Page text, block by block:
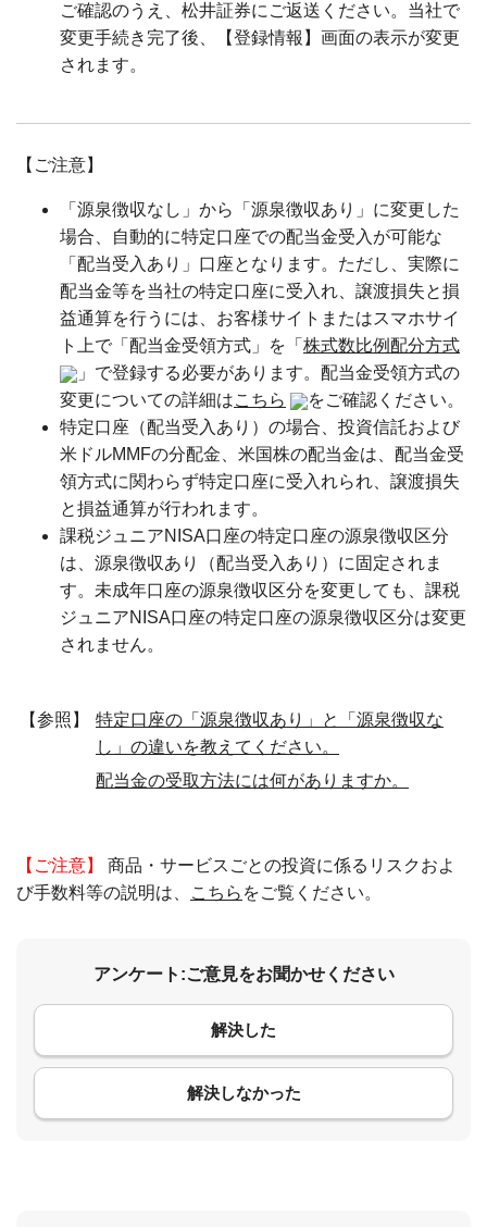
ご確認のうえ、松井証券にご返送ください。当社で
変更手続き完了後、【登録情報】画面の表示が変更
されます。
【ご注意】
「源泉徴収なし」から「源泉徴収あり」に変更した
場合、自動的に特定口座での配当金受入が可能な
「配当受入あり」口座となります。ただし、実際に
配当金等を当社の特定口座に受入れ、譲渡損失と損
益通算を行うには、お客様サイトまたはスマホサイ
ト上で「配当金受領方式」を「 株式数比例配分方式
」で登録する必要があります。配当金受領方式の
変更についての詳細はこちら
をご確認ください。
特定口座（配当受入あり）の場合、投資信託および
米ドルMMFの分配金、米国株の配当金は、配当金受
領方式に関わらず特定口座に受入れられ、譲渡損失
と損益通算が行われます。
課税ジュニアNISA口座の特定口座の源泉徴収区分
は、源泉徴収あり（配当受入あり）に固定されま
す。未成年口座の源泉徴収区分を変更しても、課税
ジュニアNISA口座の特定口座の源泉徴収区分は変更
されません。
【参照】
特定口座の「源泉徴収あり」と「源泉徴収な
し」の違いを教えてください。
配当金の受取方法には何がありますか。
【ご注意】
商品・サービスごとの投資に係るリスクおよ
び手数料等の説明は、
こちら をご覧ください。
アンケート:ご意見をお聞かせください
解決した
解決しなかった
コメント